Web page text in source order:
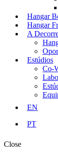
Hangar
Hangar
A
Estúdios
Co-
EN
PT
Close